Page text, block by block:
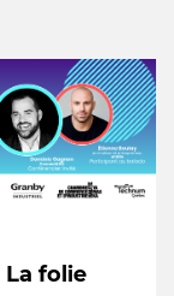
La folie